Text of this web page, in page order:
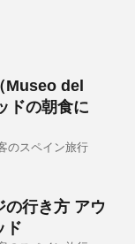
Museo del
ドの朝食に
のスペイン旅行
の行き方 アウ
ド